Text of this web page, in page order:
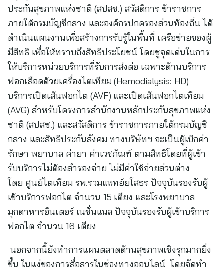
ประกันสุขภาพแห่งชาติ (สปสช.) สวัสดิการ ข้าราชการ
ภายใต้กรมบัญชีกลาง และองค์กรปกครองส่วนท้องถิ่น ได้
ดำเนินแผนงานเพื่อสร้างการรับรู้ในพื้นที่ เครือข่ายของผู้
มีสิทธิ เพื่อให้ทราบถึงสิทธิประโยชน์ โดยชูจุดเด่นในการ
ให้บริการหน่วยบริการที่รับการส่งต่อ เฉพาะด้านบริการ
ฟอกเลือดด้วยเครื่องไตเทียม (Hemodialysis: HD)
บริการเปิดเส้นฟอกไต (AVF) และเปิดเส้นฟอกไตเทียม
(AVG) สำหรับโครงการสำนักงานหลักประกันสุขภาพแห่ง
ชาติ (สปสช.) และสวัสดิการ ข้าราชการภายใต้กรมบัญชี
กลาง และสิทธิประกันสังคม ทางบริษัทฯ จะเป็นผู้เบิกค่า
รักษา พยาบาล ค่ายา ค่าเวชภัณฑ์ ตามสิทธิโดยที่ผู้เข้า
รับบริการไม่ต้องสำรองจ่าย ไม่มีค่าใช้จ่ายส่วนต่าง
โดย ศูนย์ไตเทียม รพ.รวมแพทย์ยโสธร ปัจจุบันรองรับผู้
เข้าบริการฟอกไต จำนวน 15 เตียง และโรงพยาบาล
มุกดาหารอินเตอร์ เนชั่นแนล ปัจจุบันรองรับผู้เข้าบริการ
ฟอกไต จำนวน 16 เตียง
นอกจากนี้ยังทำการแผนตลาดด้านสุขภาพเชิงรุกมากยิ่ง
ขึ้น ในแง่ของการสื่อสารในช่องทางออนไลน์ โดยจัดทำ